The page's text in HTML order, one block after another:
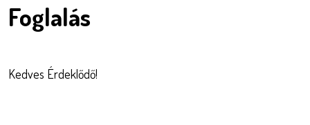
Foglalás
Kedves Érdeklődő!